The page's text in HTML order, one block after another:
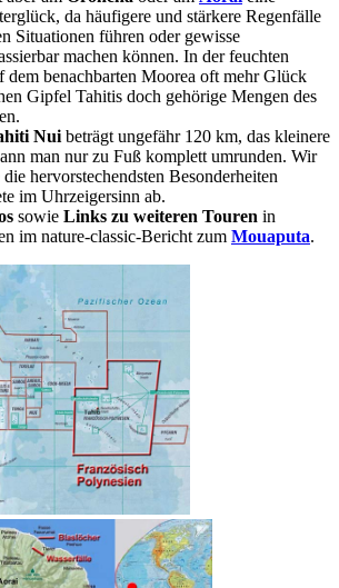
da häufigere und stärkere Regenfälle
Situationen führen oder gewisse
machen können. In der feuchten
dem benachbarten Moorea oft mehr Glück
Gipfel Tahitis doch gehörige Mengen des
Nui beträgt ungefähr 120 km, das kleinere
man nur zu Fuß komplett umrunden. Wir
hervorstechendsten Besonderheiten
im Uhrzeigersinn ab.
sowie Links zu weiteren Touren in
im nature-classic-Bericht zum Mouaputa.